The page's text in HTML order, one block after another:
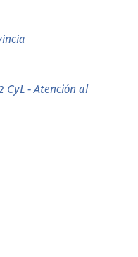
CyL - Atención al